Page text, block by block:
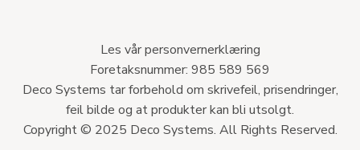
Les vår personvernerklæring
Foretaksnummer: 985 589 569
Deco Systems tar forbehold om skrivefeil, prisendringer,
feil bilde og at produkter kan bli utsolgt.
Copyright © 2025 Deco Systems. All Rights Reserved.